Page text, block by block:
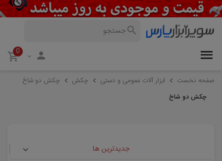
0
صفحه نخست ابزار آلات عمومی و دستی چکش چکش دو شاخ
چکش دو شاخ
جدیدترین ها